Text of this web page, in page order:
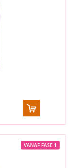
VANAF FASE 1